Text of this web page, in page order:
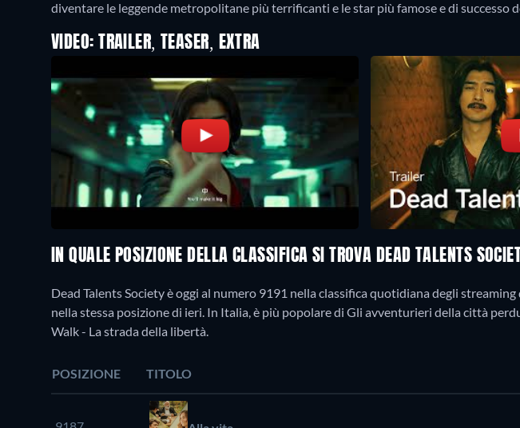
VIDEO: TRAILER, TEASER, EXTRA
IN QUALE POSIZIONE DELLA CLASSIFICA SI TROVA DEAD TALENTS
Dead Talents Society è oggi al numero 9191 nella classifica quotidiana degli
nella stessa posizione di ieri. In Italia, è più popolare di Gli avventurieri della città
Walk - La strada della libertà.
POSIZIONE TITOLO